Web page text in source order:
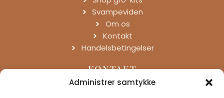
Administrer samtykke
Svampeviden
Om os
Kontakt
Handelsbetingelser
KONTAKT
Trunderup Dongsvej 21